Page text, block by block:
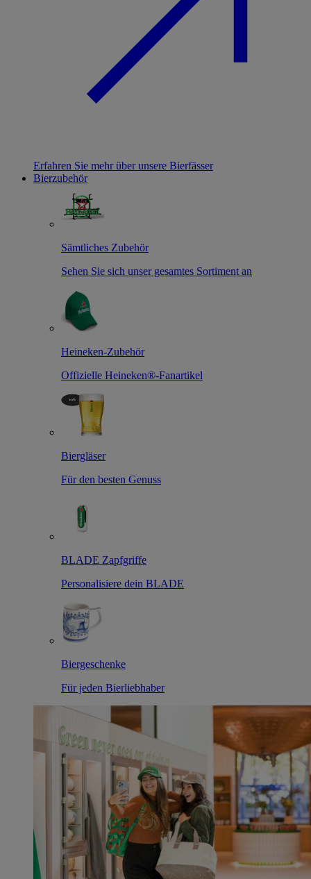
Erfahren Sie mehr über unsere Bierfässer
Bierzubehör
Sämtliches Zubehör
Sehen Sie sich unser gesamtes Sortiment an
Heineken-Zubehör
Offizielle Heineken®-Fanartikel
Biergläser
Für den besten Genuss
BLADE Zapfgriffe
Personalisiere dein BLADE
Biergeschenke
Für jeden Bierliebhaber